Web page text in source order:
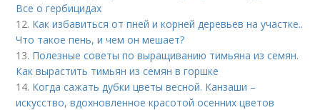
Все о гербицидах
12. Как избавиться от пней и корней деревьев на участке..
Что такое пень, и чем он мешает?
13. Полезные советы по выращиванию тимьяна из семян.
Как вырастить тимьян из семян в горшке
14. Когда сажать дубки цветы весной. Канзаши –
искусство, вдохновленное красотой осенних цветов